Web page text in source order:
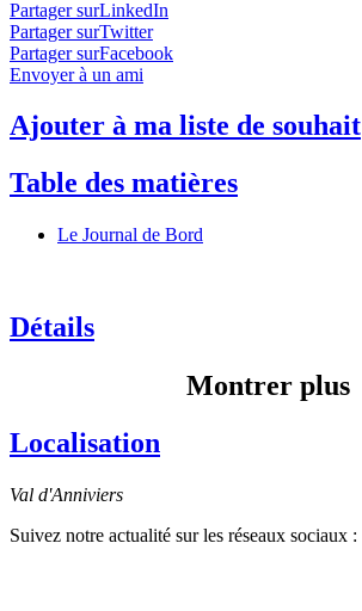
Partager surLinkedIn
Partager surTwitter
Partager surFacebook
Envoyer à un ami
Ajouter à ma liste de souhait
Table des matières
Le Journal de Bord
Détails
Montrer plus
Localisation
Val d'Anniviers
Suivez notre actualité sur les réseaux sociaux :